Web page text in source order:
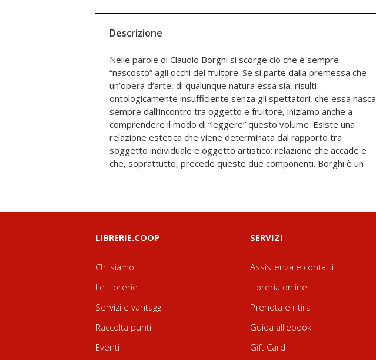
Descrizione
Nelle parole di Claudio Borghi si scorge ciò che è sempre
“nascosto” agli occhi del fruitore. Se si parte dalla premessa che
un’opera d’arte, di qualunque natura essa sia, risulti
ontologicamente insufficiente senza gli spettatori, che essa nasca
sempre dall’incontro tra oggetto e fruitore, iniziamo anche a
comprendere il modo di “leggere” questo volume. Esiste una
relazione estetica che viene determinata dal rapporto tra
soggetto individuale e oggetto artistico; relazione che accade e
che, soprattutto, precede queste due componenti. Borghi è un
uomo gentile, che predica la tenerezza, come forma rivoluzionaria
contro il cinismo, la superficialità, l’arroganza. Da uomo di cultura e
non da erudito non ha la pretesa di comprendere il mondo, ma di
provare a “concepirlo”, a interpretarlo, a farlo proprio, come il
cantante che intona la musica e diventa egli stesso la sua arte.
Non getta la spugna e non finisce d’imparare, di mettersi in
discussione, conscio del fatto che nulla di ciò che è acquisito è per
LIBRERIE.COOP
Chi siamo
Le Librerie
Servizi e vantaggi
Raccolta punti
Eventi
SERVIZI
Assistenza e contatti
Libreria online
Prenota e ritira
Guida all'ebook
Gift Card